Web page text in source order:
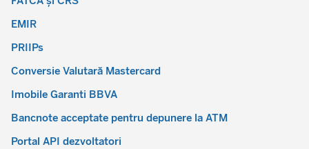
EMIR
PRIIPs
Conversie Valutară Mastercard
Imobile Garanti BBVA
Bancnote acceptate pentru depunere la ATM
Portal API dezvoltatori